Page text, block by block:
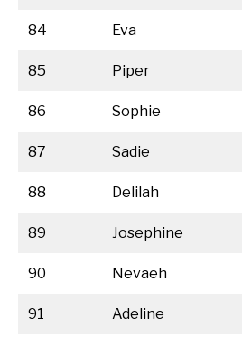
84 Eva
85 Piper
86 Sophie
87 Sadie
88 Delilah
89 Josephine
90 Nevaeh
91 Adeline